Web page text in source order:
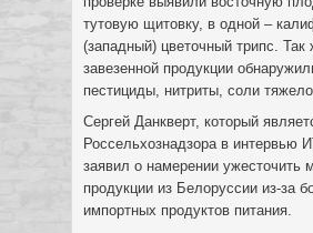
тутовую щитовку, в одной –
(западный) цветочный трипс. Так
завезенной продукции
пестициды, нитриты, соли
Сергей Данкверт, который
Россельхознадзора в
заявил о намерении ужесточить
продукции из Белоруссии из-за
импортных продуктов питания.